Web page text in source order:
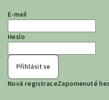
E-mail
Heslo
Přihlásit se
Nová registraceZapomenuté